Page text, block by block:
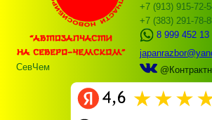
СевЧем
+7 (913) 915-72-
+7 (383) 291-78-
8 999 452 13